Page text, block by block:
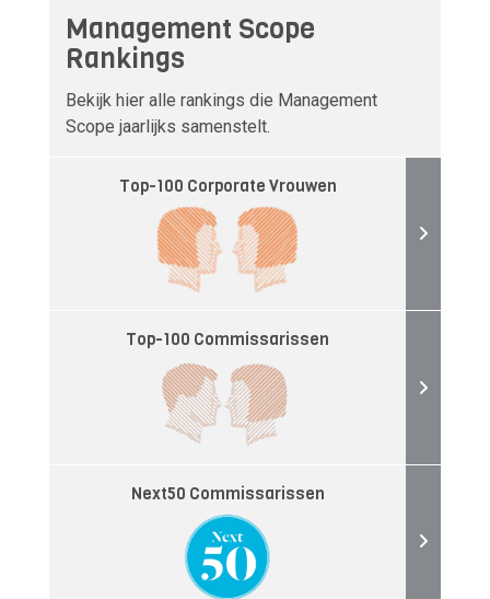
Management Scope
Rankings
Bekijk hier alle rankings die Management
Scope jaarlijks samenstelt.
Top-100 Corporate Vrouwen
Top-100 Commissarissen
Next50 Commissarissen